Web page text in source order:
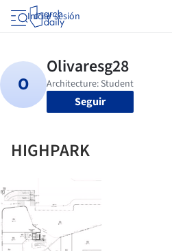
Iniciar sesión
Seguir
HIGHPARK